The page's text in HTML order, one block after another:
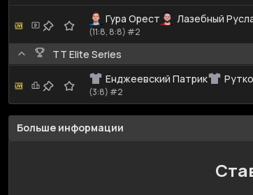
Гура Орест Лазебный
(11:8, 8:8) #2
TT Elite Series
Енджеевский Патрик
(3:8) #2
Больше информации